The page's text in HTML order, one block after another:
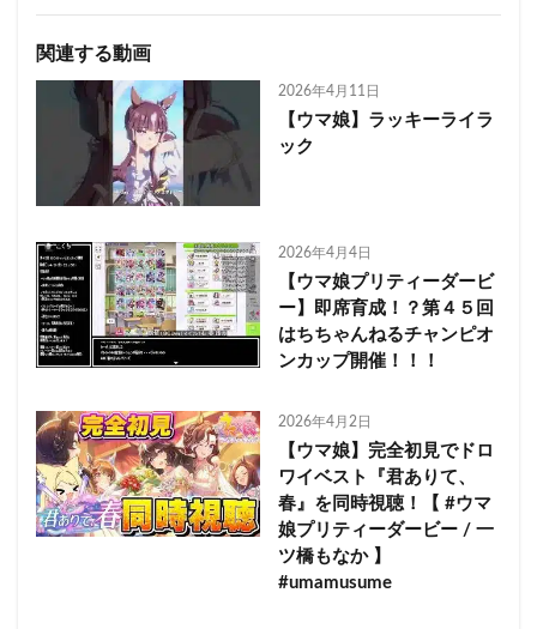
関連する動画
2026年4月11日
【ウマ娘】ラッキーライラ
ック
2026年4月4日
【ウマ娘プリティーダービ
ー】即席育成！？第４５回
はちちゃんねるチャンピオ
ンカップ開催！！！
2026年4月2日
【ウマ娘】完全初見でドロ
ワイベスト『君ありて、
春』を同時視聴！【 #ウマ
娘プリティーダービー / 一
ツ橋もなか 】
#umamusume